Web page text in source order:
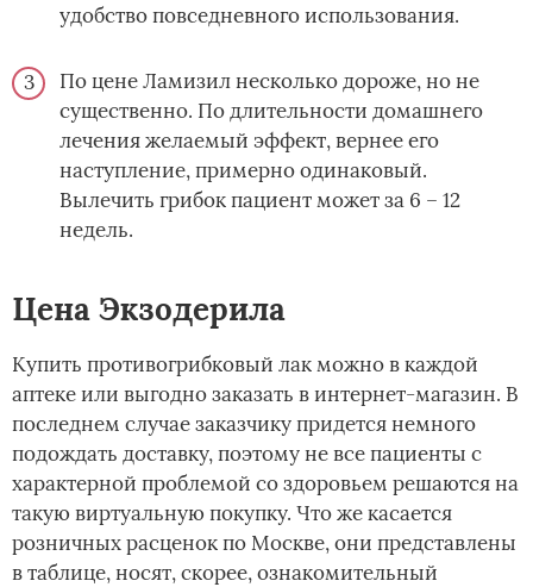
удобство повседневного использования.
По цене Ламизил несколько дороже, но не
существенно. По длительности домашнего
лечения желаемый эффект, вернее его
наступление, примерно одинаковый.
Вылечить грибок пациент может за 6 – 12
недель.
Цена Экзодерила
Купить противогрибковый лак можно в каждой
аптеке или выгодно заказать в интернет-магазин. В
последнем случае заказчику придется немного
подождать доставку, поэтому не все пациенты с
характерной проблемой со здоровьем решаются на
такую виртуальную покупку. Что же касается
розничных расценок по Москве, они представлены
в таблице, носят, скорее, ознакомительный